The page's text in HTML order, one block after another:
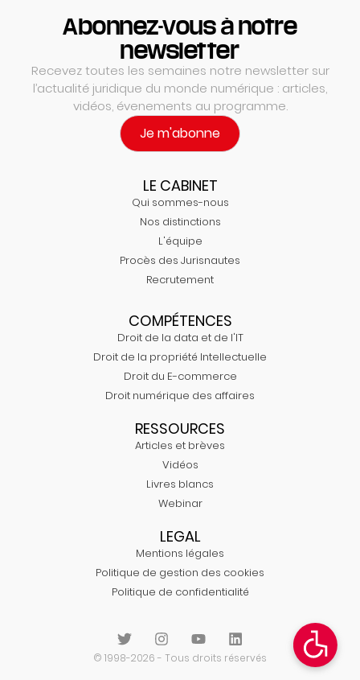
Abonnez-vous à notre
newsletter
Recevez toutes les semaines notre newsletter sur
l’actualité juridique du monde numérique : articles,
vidéos, évenements au programme.
Je m'abonne
LE CABINET
Qui sommes-nous
Nos distinctions
L'équipe
Procès des Jurisnautes
Recrutement
COMPÉTENCES
Droit de la data et de l'IT
Droit de la propriété Intellectuelle
Droit du E-commerce
Droit numérique des affaires
RESSOURCES
Articles et brèves
Vidéos
Livres blancs
Webinar
LEGAL
Mentions légales
Politique de gestion des cookies
Politique de confidentialité
© 1998-2026 - Tous droits réservés